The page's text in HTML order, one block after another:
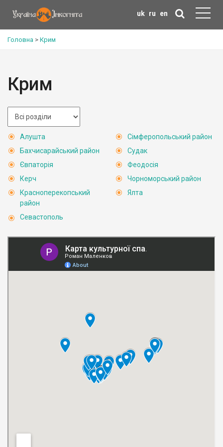
uk ru en
Головна > Крим
Крим
Алушта
Бахчисарайський район
Євпаторія
Керч
Красноперекопський
район
Севастополь
Сімферопольський район
Судак
Феодосія
Чорноморський район
Ялта